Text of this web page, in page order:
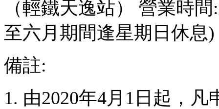
（輕鐵天逸站） 營業時
至六月期間逢星期日休息)
備註:
1. 由2020年4月1日起，